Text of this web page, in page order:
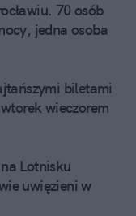
70 osób
jedna osoba
biletami
wieczorem
Lotnisku
uwięzieni w